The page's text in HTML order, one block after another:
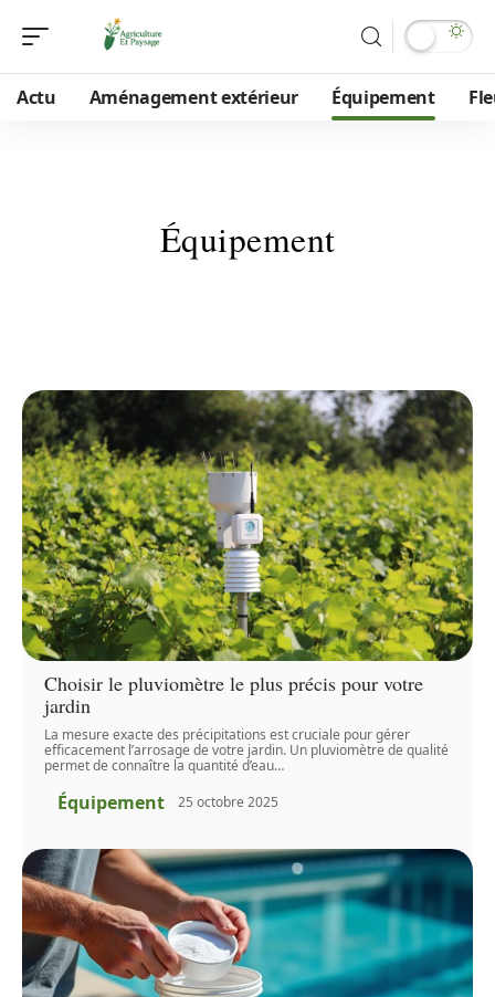
Actu Aménagement extérieur Équipement
Équipement
Choisir le pluviomètre le plus précis pour votre
jardin
La mesure exacte des précipitations est cruciale pour gérer
efficacement l’arrosage de votre jardin. Un pluviomètre de qualité
permet de connaître la quantité d’eau…
Équipement 25 octobre 2025